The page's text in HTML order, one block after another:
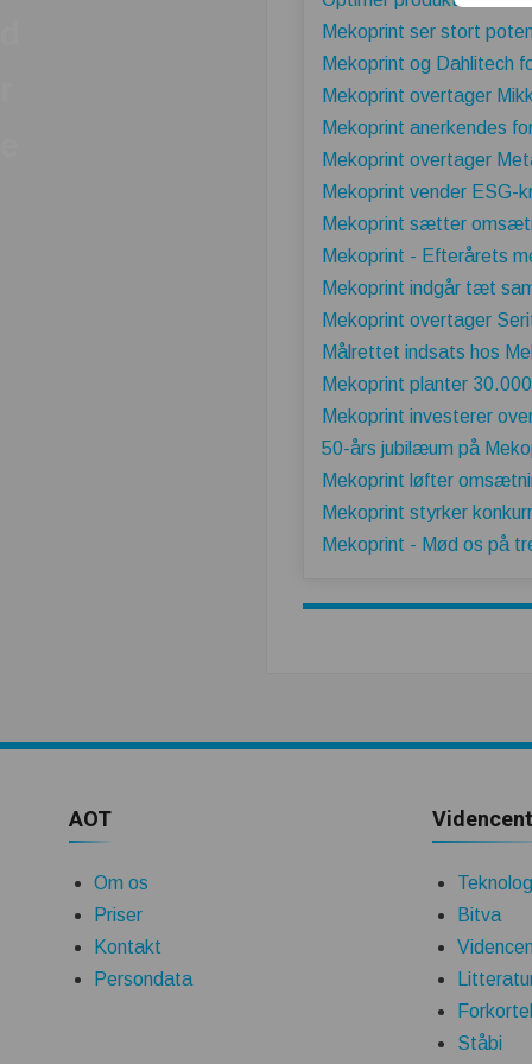
Mekoprint ser stort
Mekoprint og Dahlitech
Mekoprint overtager
Mekoprint anerkendes
Mekoprint overtager
Mekoprint vender ESG-
Mekoprint sætter
Mekoprint - Efterårets
Mekoprint indgår tæt
Mekoprint overtager
Målrettet indsats hos
Mekoprint planter
Mekoprint investerer
50-års jubilæum på
Mekoprint løfter
Mekoprint styrker
Mekoprint - Mød os på
AOT
Om os
Priser
Kontakt
Persondata
Bitva
Ståbi